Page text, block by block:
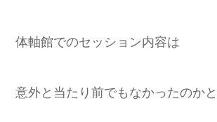
体軸館でのセッション内容は
意外と当たり前でもなかったのかと